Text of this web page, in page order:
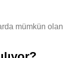
mümkün olan